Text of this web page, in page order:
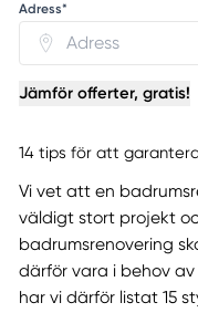
Adress*
Jämför offerter, gratis!
14 tips för att
Vi vet att en
väldigt stort projekt
badrumsrenovering
därför vara i behov
har vi därför listat 15